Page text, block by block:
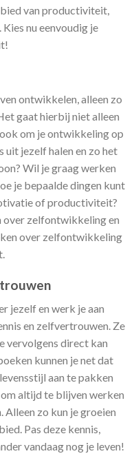
van productiviteit,
nu eenvoudig je
ontwikkelen, alleen zo
gaat hierbij niet alleen
om je ontwikkeling op
uit jezelf halen en zo het
Wil je graag werken
je bepaalde dingen kunt
of productiviteit?
over zelfontwikkeling en
over zelfontwikkeling
jezelf en werk je aan
en zelfvertrouwen. Ze
vervolgens direct kan
kunnen je net dat
aan te pakken
altijd te blijven werken
zo kun je groeien
Pas deze kennis,
vandaag nog je leven!